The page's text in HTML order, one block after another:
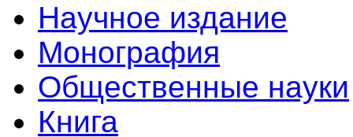
Научное издание
Монография
Общественные науки
Книга